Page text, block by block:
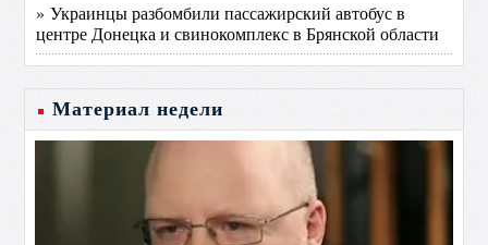
» Украинцы разбомбили пассажирский автобус в
центре Донецка и свинокомплекс в Брянской области
Материал недели